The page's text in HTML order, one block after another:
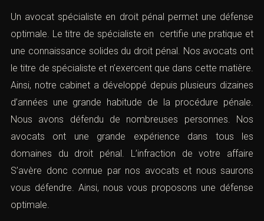
Un avocat spécialiste en droit pénal permet une défense
optimale. Le titre de spécialiste en certifie une pratique et
une connaissance solides du droit pénal. Nos avocats ont
le titre de spécialiste et n’exercent que dans cette matière.
Ainsi, notre cabinet a développé depuis plusieurs dizaines
d’années une grande habitude de la procédure pénale.
Nous avons défendu de nombreuses personnes. Nos
avocats ont une grande expérience dans tous les
domaines du droit pénal. L’infraction de votre affaire
S’avère donc connue par nos avocats et nous saurons
vous défendre. Ainsi, nous vous proposons une défense
optimale.